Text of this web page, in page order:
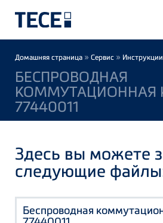
Breadcrumb
Домашняя страница » Сервис »
БЕСПРОВОДНАЯ
КОММУТАЦИОННАЯ
77440011
Здесь вы можете
следующие
Беспроводная